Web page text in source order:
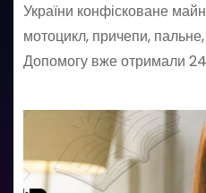
України конфісковане
мотоцикл, причепи,
Допомогу вже отримали 24